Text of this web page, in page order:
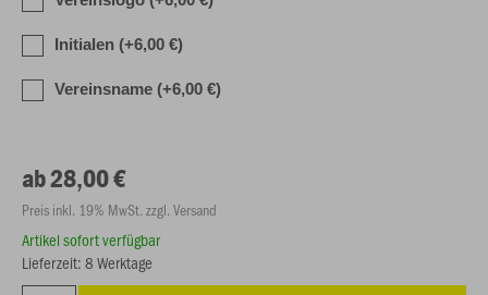
Initialen (+6,00 €)
Vereinsname (+6,00 €)
ab 28,00 €
Preis inkl. 19% MwSt. zzgl. Versand
Artikel sofort verfügbar
Lieferzeit: 8 Werktage